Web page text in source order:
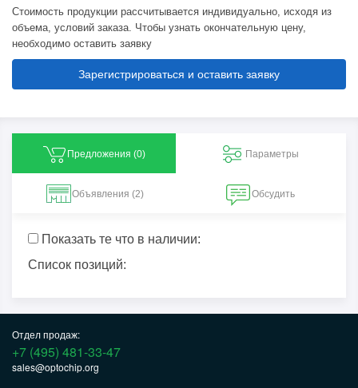
Стоимость продукции рассчитывается индивидуально, исходя из
объема, условий заказа. Чтобы узнать окончательную цену,
необходимо оставить заявку
Зарегистрироваться и оставить заявку
Предложения (0) Параметры
Объявления (2) Обсудить
Показать те что в наличии:
Список позиций:
Отдел продаж:
+7 (495) 481-33-47
sales@optochip.org